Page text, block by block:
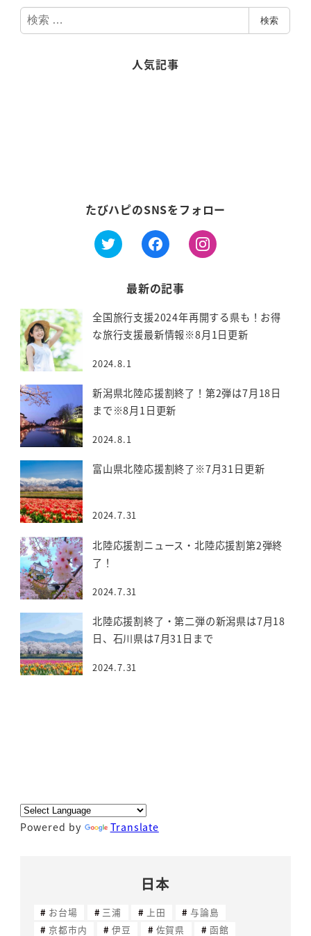
検
索
検索
人気記事
たびハピのSNSをフォロー
最新の記事
全国旅行支援2024年再開する県も！お得
な旅行支援最新情報※8月1日更新
2024.8.1
新潟県北陸応援割終了！第2弾は7月18日
まで※8月1日更新
2024.8.1
富山県北陸応援割終了※7月31日更新
2024.7.31
北陸応援割ニュース・北陸応援割第2弾終
了！
2024.7.31
北陸応援割終了・第二弾の新潟県は7月18
日、石川県は7月31日まで
2024.7.31
Powered by Translate
日本
お台場 三浦 上田
与論島
京都市内
伊豆 佐賀県
函館